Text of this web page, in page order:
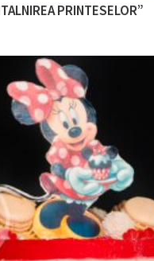
PRINTESELOR”